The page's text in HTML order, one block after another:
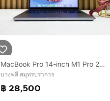
MacBook Pro 14-inch M1 Pro 2021 Ram16GB SSD512GB Space Gray
บางพลี สมุทรปราการ
฿ 28,500